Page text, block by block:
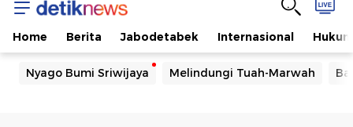
Home Berita Jabodetabek Internasional Hukum
Nyago Bumi Sriwijaya Melindungi Tuah-Marwah